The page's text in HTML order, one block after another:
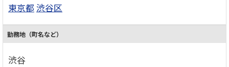
東京都 渋谷区
勤務地（町名など）
渋谷